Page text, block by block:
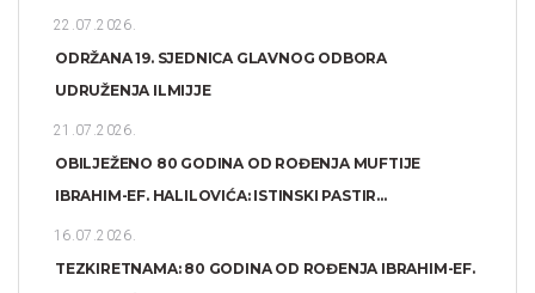
22.07.2026.
ODRŽANA 19. SJEDNICA GLAVNOG ODBORA
UDRUŽENJA ILMIJJE
21.07.2026.
OBILJEŽENO 80 GODINA OD ROĐENJA MUFTIJE
IBRAHIM-EF. HALILOVIĆA: ISTINSKI PASTIR...
16.07.2026.
TEZKIRETNAMA: 80 GODINA OD ROĐENJA IBRAHIM-EF.